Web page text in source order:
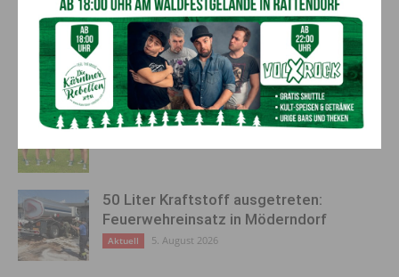
AKTUELLES
Kirchtag in St. Lorenzen
50 Liter Kraftstoff ausgetreten:
Feuerwehreinsatz in Möderndorf
Aktuell 5. August 2026